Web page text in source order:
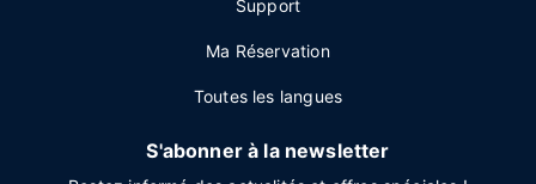
Support
Ma Réservation
Toutes les langues
S'abonner à la newsletter